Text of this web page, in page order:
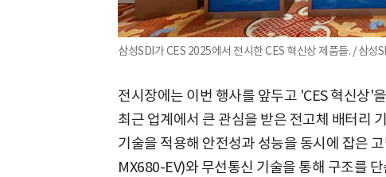
삼성SDI가 CES 2025에서 전시한 CES 혁신상 제품들. / 삼성
전시장에는 이번 행사를 앞두고 'CES 혁신상'
최근 업계에서 큰 관심을 받은 전고체 배터리
기술을 적용해 안전성과 성능을 동시에 잡은
MX680-EV)와 무선통신 기술을 통해 구조를